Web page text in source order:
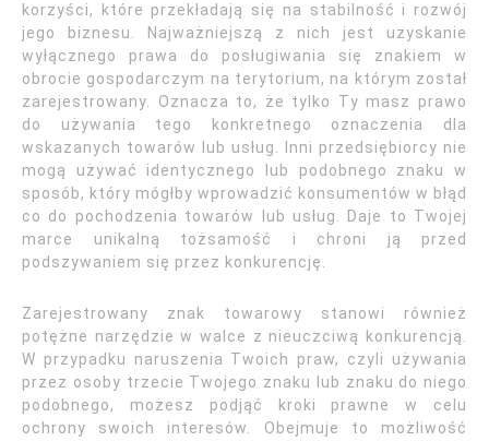
korzyści, które przekładają się na stabilność i rozwój
jego biznesu. Najważniejszą z nich jest uzyskanie
wyłącznego prawa do posługiwania się znakiem w
obrocie gospodarczym na terytorium, na którym został
zarejestrowany. Oznacza to, że tylko Ty masz prawo
do używania tego konkretnego oznaczenia dla
wskazanych towarów lub usług. Inni przedsiębiorcy nie
mogą używać identycznego lub podobnego znaku w
sposób, który mógłby wprowadzić konsumentów w błąd
co do pochodzenia towarów lub usług. Daje to Twojej
marce unikalną tożsamość i chroni ją przed
podszywaniem się przez konkurencję.
Zarejestrowany znak towarowy stanowi również
potężne narzędzie w walce z nieuczciwą konkurencją.
W przypadku naruszenia Twoich praw, czyli używania
przez osoby trzecie Twojego znaku lub znaku do niego
podobnego, możesz podjąć kroki prawne w celu
ochrony swoich interesów. Obejmuje to możliwość